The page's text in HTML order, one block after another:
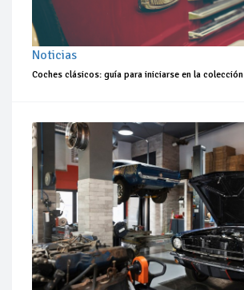
Noticias
Coches clásicos: guía para iniciarse en la colección